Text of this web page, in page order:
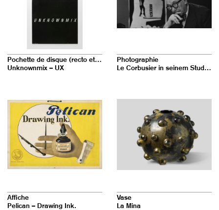
Pochette de disque (recto et verso)
Unknownmix – UX
Photographie
Le Corbusier in seinem Studio, 35 rue de Sèvres, Paris
Affiche
Pelican – Drawing Ink.
Vase
La Mina